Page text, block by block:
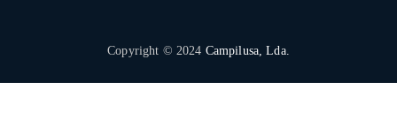
Copyright © 2024 Campilusa, Lda.